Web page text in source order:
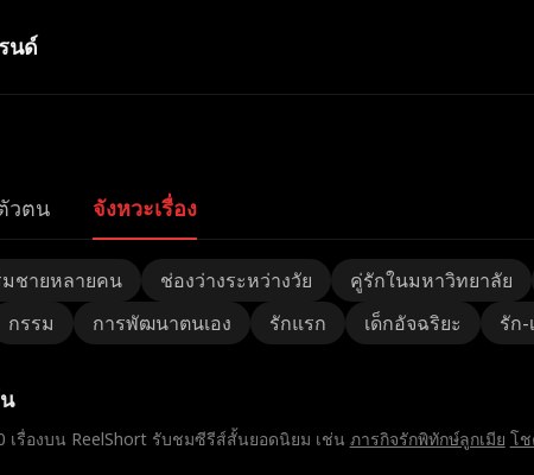
นด์
วตน จังหวะเรื่อง
มชายหลายคน ช่องว่างระหว่างวัย คู่รักในมหาวิทยาลัย
กรรม การพัฒนาตนเอง รักแรก เด็กอัจฉริยะ รัก-
รื่องบน ReelShort รับชมซีรีส์สั้นยอดนิยม เช่น ภารกิจรักพิทักษ์ลูกเมีย โช